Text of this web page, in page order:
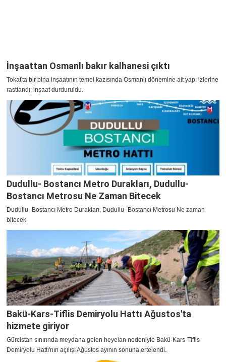
İnşaattan Osmanlı bakır kalhanesi çıktı
Tokat'ta bir bina inşaatının temel kazısında Osmanlı dönemine ait yapı izlerine
rastlandı; inşaat durduruldu.
Dudullu- Bostancı Metro Durakları, Dudullu-
Bostancı Metrosu Ne Zaman Bitecek
Dudullu- Bostancı Metro Durakları, Dudullu- Bostancı Metrosu Ne zaman
bitecek
Bakü-Kars-Tiflis Demiryolu Hattı Ağustos'ta
hizmete giriyor
Gürcistan sınırında meydana gelen heyelan nedeniyle Bakü-Kars-Tiflis
Demiryolu Hattı'nın açılışı Ağustos ayının sonuna ertelendi.